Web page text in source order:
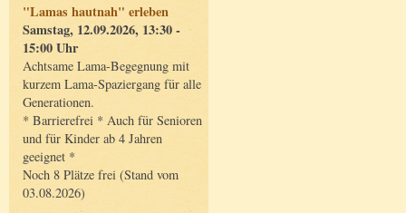
"Lamas hautnah" erleben
Samstag, 12.09.2026, 13:30 -
15:00 Uhr
Achtsame Lama-Begegnung mit
kurzem Lama-Spaziergang für alle
Generationen.
* Barrierefrei * Auch für Senioren
und für Kinder ab 4 Jahren
geeignet *
Noch 8 Plätze frei (Stand vom
03.08.2026)